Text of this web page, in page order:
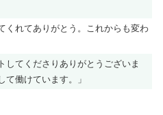
くれてありがとう。これからも変わ
してくださりありがとうございま
て働けています。」